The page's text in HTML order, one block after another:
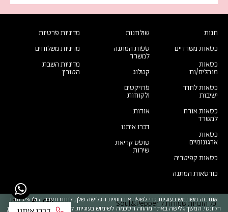
אתר זה משתמש בעוגיות כדי לשפר את חוויית הגלישה שלך, לנתח תעבורה ולהציג תוכן
רלוונטי. המשך גלישה באתר מהווה הסכמה לשימוש בעוגיות. קרא עוד במדיניות הפרטיות
כל הזכויות שמורות ל Soul&Pepper
חנות
כסאות משרדיים
כסאות
מנהלים/ות
כסאות לחדר
ישיבות
כסאות אורח
למשרד
כסאות
ארגונומיים
כסאות קפיטריה
כורסאות המתנה
שולחנות
ספות המתנה
למשרד
קטלוג
פרויקטים
ולקוחות
אודות
דברו איתנו
טופס קריאת
שירות
מדיניות פרטיות
מדיניות משלוחים
מדיניות השבת
הטובין